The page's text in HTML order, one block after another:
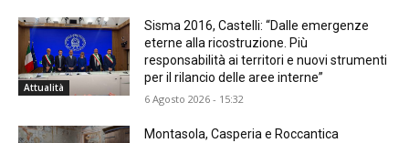
Attualità
Sisma 2016, Castelli: “Dalle emergenze
eterne alla ricostruzione. Più
responsabilità ai territori e nuovi strumenti
per il rilancio delle aree interne”
6 Agosto 2026 - 15:32
Montasola, Casperia e Roccantica